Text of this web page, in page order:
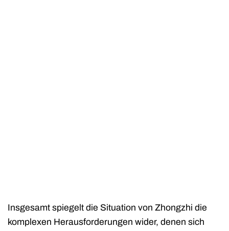
Insgesamt spiegelt die Situation von Zhongzhi die
komplexen Herausforderungen wider, denen sich